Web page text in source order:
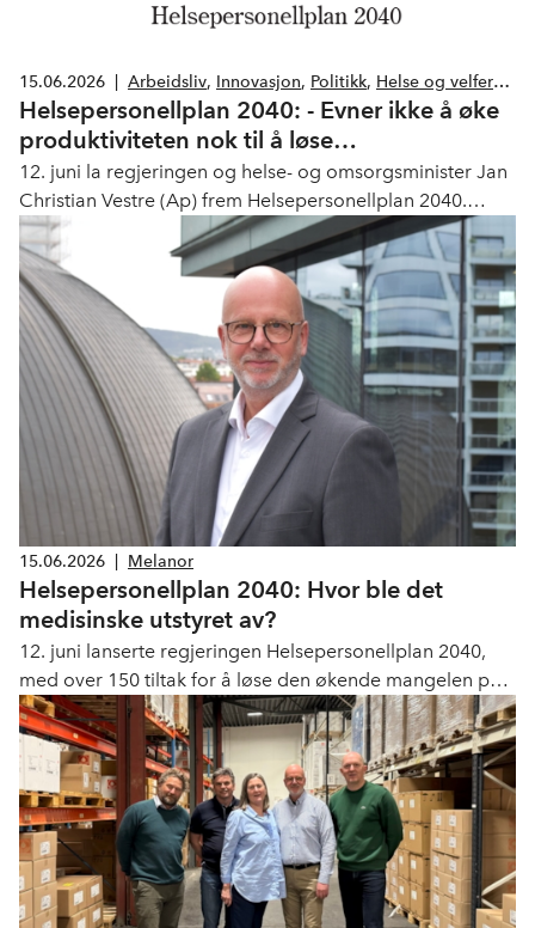
15.06.2026 Arbeidsliv, Innovasjon, Politikk, Helse og velferd,
Melanor,Legemiddelindustrien
Helsepersonellplan 2040: - Evner ikke å øke
produktiviteten nok til å løse
helsepersonellkrisa
12. juni la regjeringen og helse- og omsorgsminister Jan
Christian Vestre (Ap) frem Helsepersonellplan 2040.
Målet er å løse utfordringene rundt manglende
helsepersonell. NHO Geneo mener planen ikke evner å
øke produktiviteten nok til at vi løser helsepersonellkrisa.
15.06.2026 Melanor
Helsepersonellplan 2040: Hvor ble det
medisinske utstyret av?
12. juni lanserte regjeringen Helsepersonellplan 2040,
med over 150 tiltak for å løse den økende mangelen på
personell i helse- og omsorgstjenestene. Planen nevner
knapt den kritiske innsatsfaktoren medisinsk utstyr.